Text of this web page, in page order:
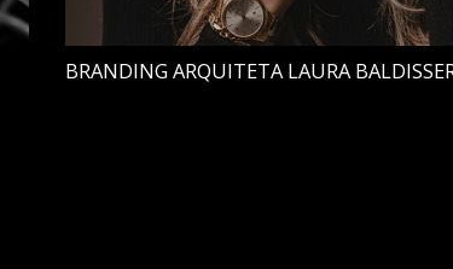
BRANDING ARQUITETA LAURA